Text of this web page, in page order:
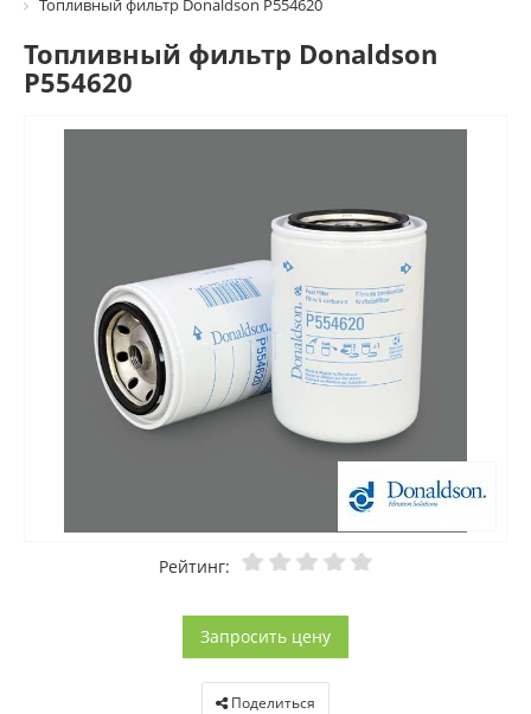
Топливный фильтр Donaldson P554620
Топливный фильтр Donaldson
P554620
Рейтинг:
Запросить цену
Поделиться